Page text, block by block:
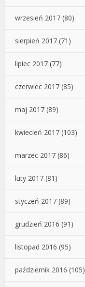
wrzesień 2017 (80)
sierpień 2017 (71)
lipiec 2017 (77)
czerwiec 2017 (85)
maj 2017 (89)
kwiecień 2017 (103)
marzec 2017 (86)
luty 2017 (81)
styczeń 2017 (89)
grudzień 2016 (91)
listopad 2016 (95)
październik 2016 (105)